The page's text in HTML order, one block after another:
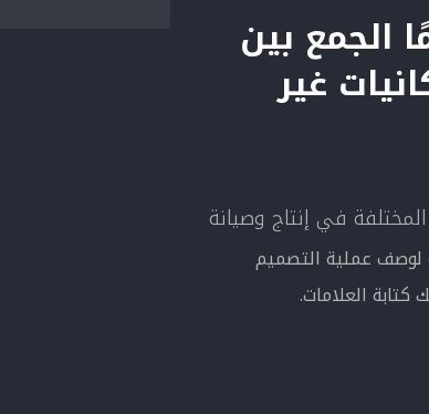
الجمع بين
غير
في إنتاج وصيانة
عملية التصميم
العلامات.